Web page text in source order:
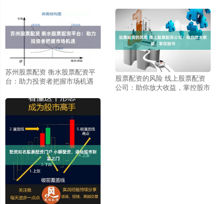
苏州股票配资 衡水股票配资平
台：助力投资者把握市场机遇
股票配资的风险 线上股票配资
公司：助你放大收益，掌控股市